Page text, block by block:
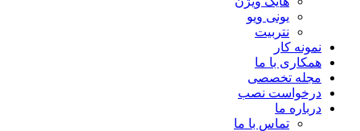
یونی ویو
نتربیت
نمونه کار
همکاری با ما
مجله تخصصی
درخواست نصب
درباره ما
تماس با ما